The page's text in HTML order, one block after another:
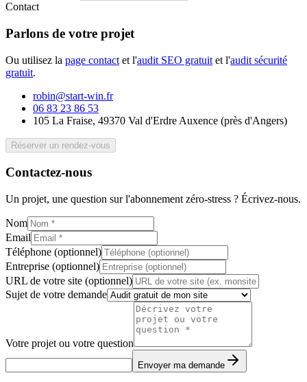
Contact
Parlons de votre projet
Ou utilisez la page contact et l'audit SEO gratuit et l'audit sécurité
gratuit.
robin@start-win.fr
06 83 23 86 53
105 La Fraise, 49370 Val d'Erdre Auxence (près d'Angers)
Réserver un rendez-vous
Contactez-nous
Un projet, une question sur l'abonnement zéro-stress ? Écrivez-nous.
Nom
Email
Téléphone (optionnel)
Entreprise (optionnel)
URL de votre site (optionnel)
Sujet de votre demande
Votre projet ou votre question
Envoyer ma demande